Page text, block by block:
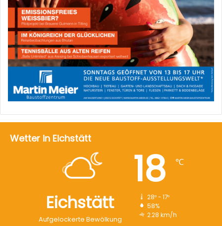
Wetter in Eichstätt
Eichstätt
Aufgelockerte Bewölkung
18 ℃
28º - 17º
58%
2.28 km/h